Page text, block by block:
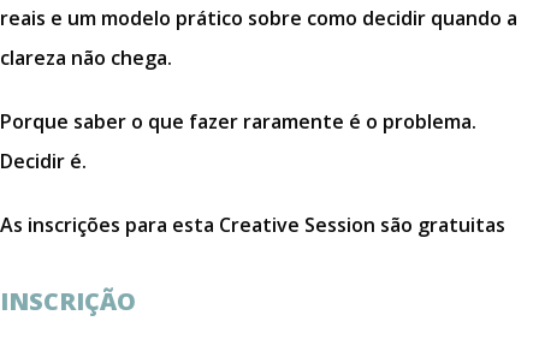
reais e um modelo prático sobre como decidir quando a
clareza não chega.
Porque saber o que fazer raramente é o problema.
Decidir é.
As inscrições para esta Creative Session são gratuitas
INSCRIÇÃO